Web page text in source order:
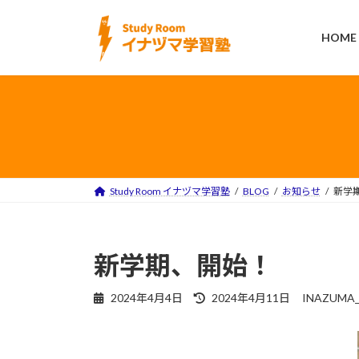
プ
動
HOME
Study Room イナヅマ学習塾 BLOG お知らせ 新学
新学期、開始！
2024年4月4日
最
2024年4月11日